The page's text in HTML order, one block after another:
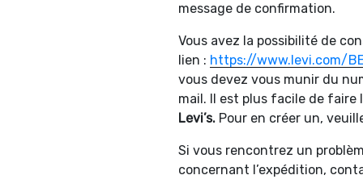
message de confirmation.
Vous avez la possibilité de
lien : https://www.levi.com/
vous devez vous munir du
mail. Il est plus facile de faire
Levi’s. Pour en créer un,
Si vous rencontrez un
concernant l’expédition,